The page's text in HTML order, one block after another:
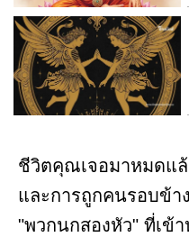
ชีวิตคุณเจอมาหมดแ
และการถูกคนรอบข้า
"พวกนกสองหัว" ที่เข้